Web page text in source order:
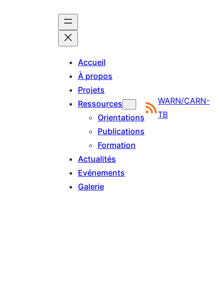
Accueil
À propos
Projets
Ressources
Orientations
Publications
Formation
Actualités
Evénements
Galerie
WARN/CARN-
TB